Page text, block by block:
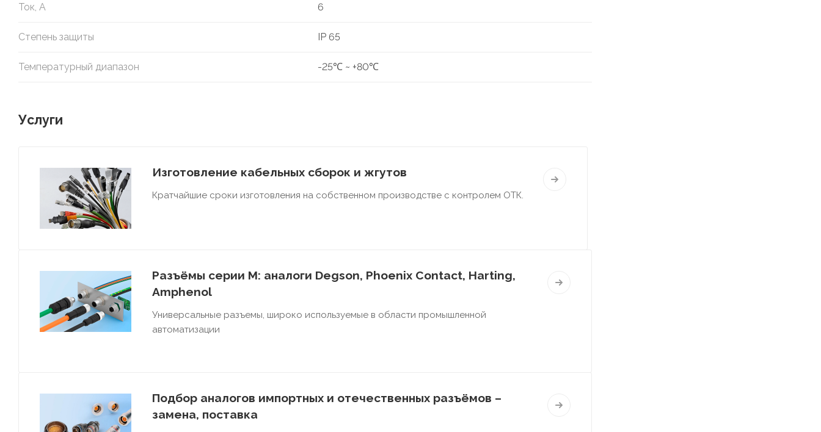
Ток, А 6
Степень защиты IP 65
Температурный диапазон -25℃ ~ +80℃
Услуги
Изготовление кабельных сборок и жгутов
Кратчайшие сроки изготовления на собственном производстве с контролем ОТК.
Разъёмы серии M: аналоги Degson, Phoenix Contact, Harting,
Amphenol
Универсальные разъемы, широко используемые в области промышленной
автоматизации
Подбор аналогов импортных и отечественных разъёмов –
замена, поставка